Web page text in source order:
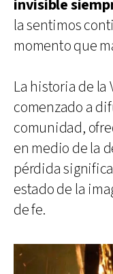
invisible
la sentimos
momento que
La historia de la
comenzado a
comunidad,
en medio de la
pérdida
estado de la
de fe.